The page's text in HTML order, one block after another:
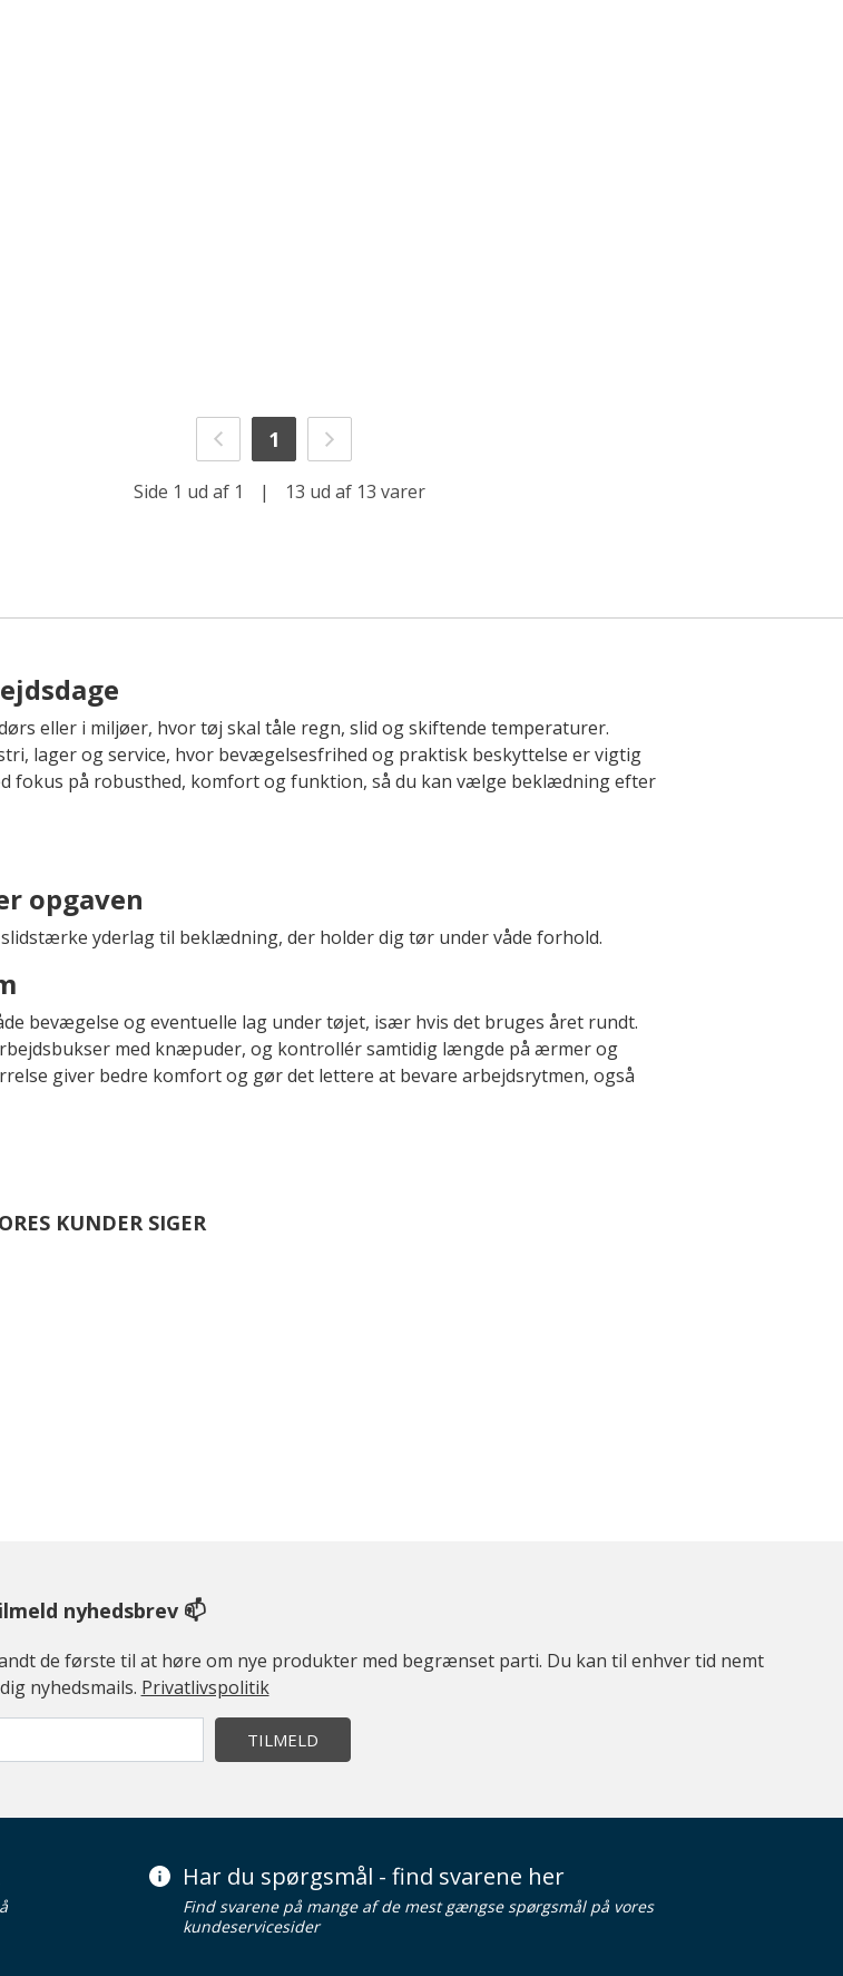
1
Side 1 ud af 1 | 13 ud af 13 varer
eller i miljøer, hvor tøj skal tåle regn, slid og skiftende temperaturer.
lager og service, hvor bevægelsesfrihed og praktisk beskyttelse er vigtig
fokus på robusthed, komfort og funktion, så du kan vælge beklædning efter
opgaven
yderlag til beklædning, der holder dig tør under våde forhold.
bevægelse og eventuelle lag under tøjet, især hvis det bruges året rundt.
med knæpuder, og kontrollér samtidig længde på ærmer og
giver bedre komfort og gør det lettere at bevare arbejdsrytmen, også
KUNDER SIGER
nyhedsbrev 📫
de første til at høre om nye produkter med begrænset parti. Du kan til enhver tid nemt
nyhedsmails. Privatlivspolitik
TILMELD
Har du spørgsmål - find svarene her
Find svarene på mange af de mest gængse spørgsmål på vores
kundeservicesider